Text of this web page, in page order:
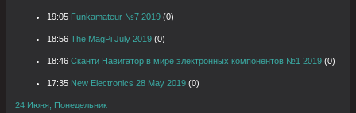
19:05 Funkamateur №7 2019 (0)
18:56 The MagPi July 2019 (0)
18:46 Сканти Навигатор в мире электронных компонентов №1 2019 (0)
17:35 New Electronics 28 May 2019 (0)
24 Июня, Понедельник